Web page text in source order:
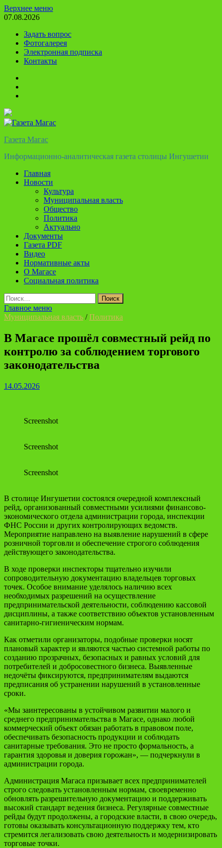
Перейти
к
Верхнее меню
07.08.2026
Задать вопрос
Фотогалерея
Электронная подписка
Контакты
Газета Магас
Информационно-аналитическая газета столицы Ингушетии
Главная
Новости
Культура
Муниципальная власть
Общество
Политика
Актуально
Документы
Газета PDF
Видео
Нормативные акты
О Магасе
Социальная политика
Найти:
Главное меню
Муниципальная власть /Политика
В Магасе прошёл совместный рейд по
контролю за соблюдением торгового
законодательства
14.05.2026
Screenshot
Screenshot
Screenshot
В столице Ингушетии состоялся очередной комплексный
рейд, организованный совместными усилиями финансово-
экономического отдела администрации города, инспекции
ФНС России и других контролирующих ведомств.
Мероприятие направлено на выявление нарушений в сфере
розничной торговли и обеспечение строгого соблюдения
действующего законодательства.
В ходе проверки инспекторы тщательно изучили
сопроводительную документацию владельцев торговых
точек. Особое внимание уделялось наличию всех
необходимых разрешений на осуществление
предпринимательской деятельности, соблюдению кассовой
дисциплины, а также соответствию объектов установленным
санитарно-гигиеническим нормам.
Как отметили организаторы, подобные проверки носят
плановый характер и являются частью системной работы по
созданию прозрачных, безопасных и равных условий для
потребителей и добросовестного бизнеса. Выявленные
недочёты фиксируются, предпринимателям выдаются
предписания об устранении нарушений в установленные
сроки.
«Мы заинтересованы в устойчивом развитии малого и
среднего предпринимательства в Магасе, однако любой
коммерческий объект обязан работать в правовом поле,
обеспечивать безопасность продукции и соблюдать
санитарные требования. Это не просто формальность, а
гарантия здоровья и доверия горожан», — подчеркнули в
администрации города.
Администрация Магаса призывает всех предпринимателей
строго следовать установленным нормам, своевременно
обновлять разрешительную документацию и поддерживать
высокий стандарт ведения бизнеса. Регулярные совместные
рейды будут продолжены, а городские власти, в свою очередь,
готовы оказывать консультационную поддержку тем, кто
стремится легализовать свою деятельность и модернизировать
торговые точки.